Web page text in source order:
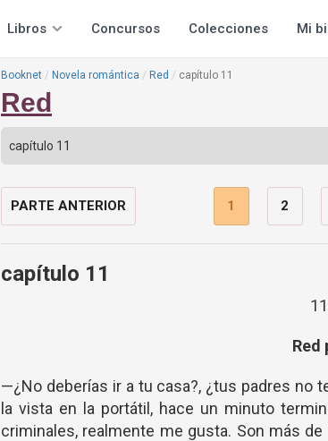
Libros Concursos Colecciones Mi
Booknet Novela romántica Red capítulo 11
Red
PARTE ANTERIOR 1 2
capítulo 11
11
Red
—¿No deberías ir a tu casa?, ¿tus padres no
la vista en la portátil, hace un minuto
criminales, realmente me gusta. Son más